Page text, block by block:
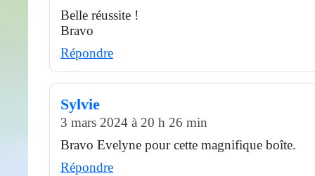
Belle réussite !
Bravo
Répondre
Sylvie
3 mars 2024 à 20 h 26 min
Bravo Evelyne pour cette magnifique boîte.
Répondre